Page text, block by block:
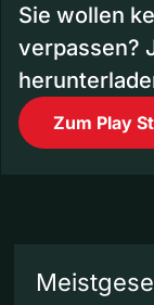
Sie wollen
verpassen?
Zum Play